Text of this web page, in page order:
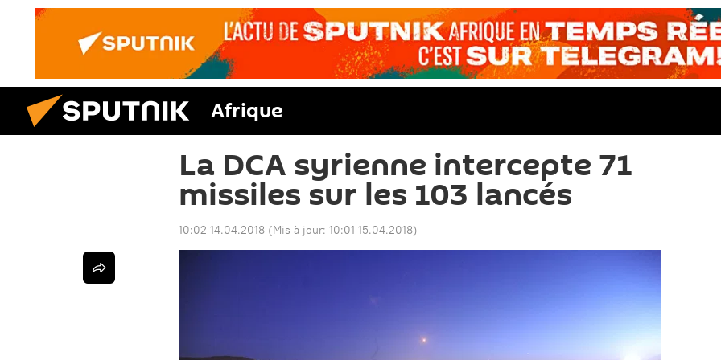
Afrique
La DCA syrienne intercepte 71
missiles sur les 103 lancés
10:02 14.04.2018 (Mis à jour: 10:01 15.04.2018)